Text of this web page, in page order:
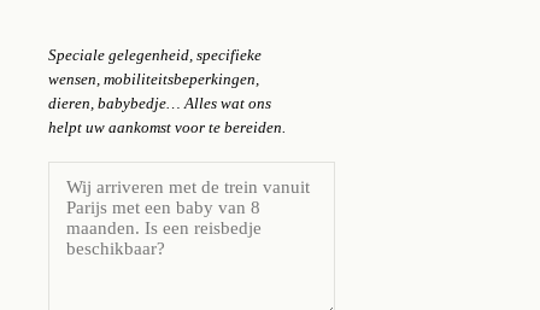
Speciale gelegenheid, specifieke
wensen, mobiliteitsbeperkingen,
dieren, babybedje… Alles wat ons
helpt uw aankomst voor te bereiden.